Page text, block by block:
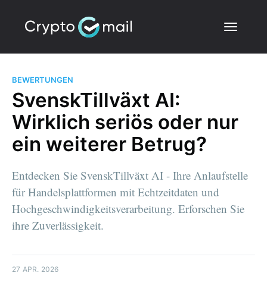
BEWERTUNGEN
SvenskTillväxt AI:
Wirklich seriös oder nur
ein weiterer Betrug?
Entdecken Sie SvenskTillväxt AI - Ihre Anlaufstelle
für Handelsplattformen mit Echtzeitdaten und
Hochgeschwindigkeitsverarbeitung. Erforschen Sie
ihre Zuverlässigkeit.
27 APR. 2026